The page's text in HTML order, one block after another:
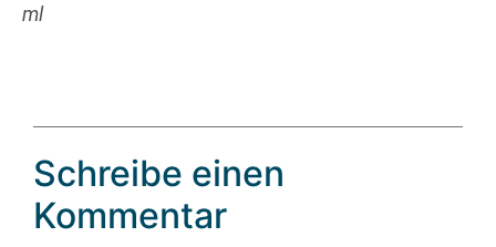
ml
Schreibe einen
Kommentar